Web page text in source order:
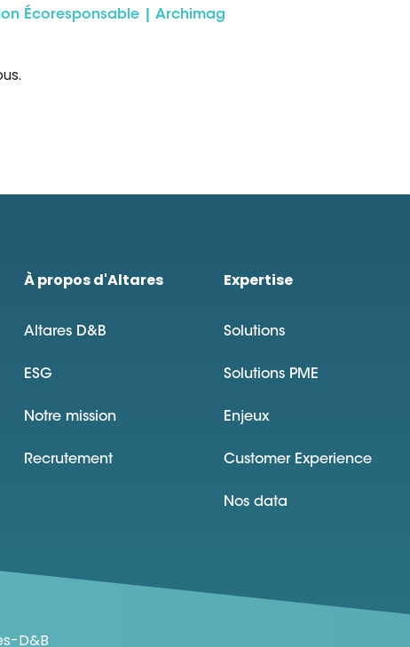
Écoresponsable | Archimag
À propos d'Altares
Altares D&B
ESG
Notre mission
Recrutement
Expertise
Solutions
Solutions PME
Enjeux
Customer Experience
Nos data
D&B